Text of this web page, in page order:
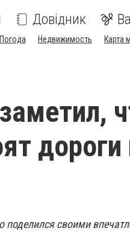
Довідник
Погода Недвижимость Карта
дороги
своими